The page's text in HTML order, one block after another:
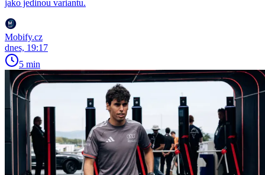
jako jedinou variantu.
Mobify.cz
dnes, 19:17
5 min